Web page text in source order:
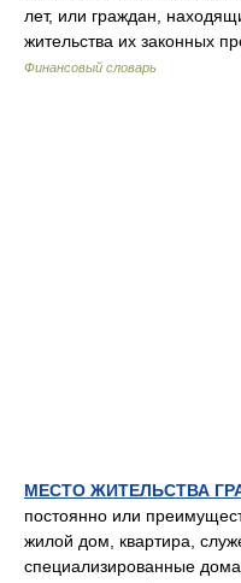
лет, или граждан,
жительства их законных
Финансовый словарь
МЕСТО ЖИТЕЛЬСТВА
постоянно или
жилой дом, квартира,
специализированные